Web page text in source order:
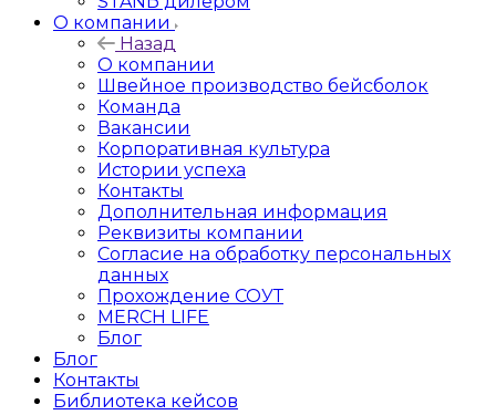
О компании
Назад
О компании
Швейное производство бейсболок
Команда
Вакансии
Корпоративная культура
Истории успеха
Контакты
Дополнительная информация
Реквизиты компании
Согласие на обработку персональных
данных
Прохождение СОУТ
MERCH LIFE
Блог
Блог
Контакты
Библиотека кейсов